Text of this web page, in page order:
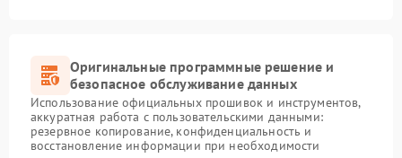
Оригинальные программные решение и
безопасное обслуживание данных
Использование официальных прошивок и инструментов,
аккуратная работа с пользовательскими данными:
резервное копирование, конфиденциальность и
восстановление информации при необходимости